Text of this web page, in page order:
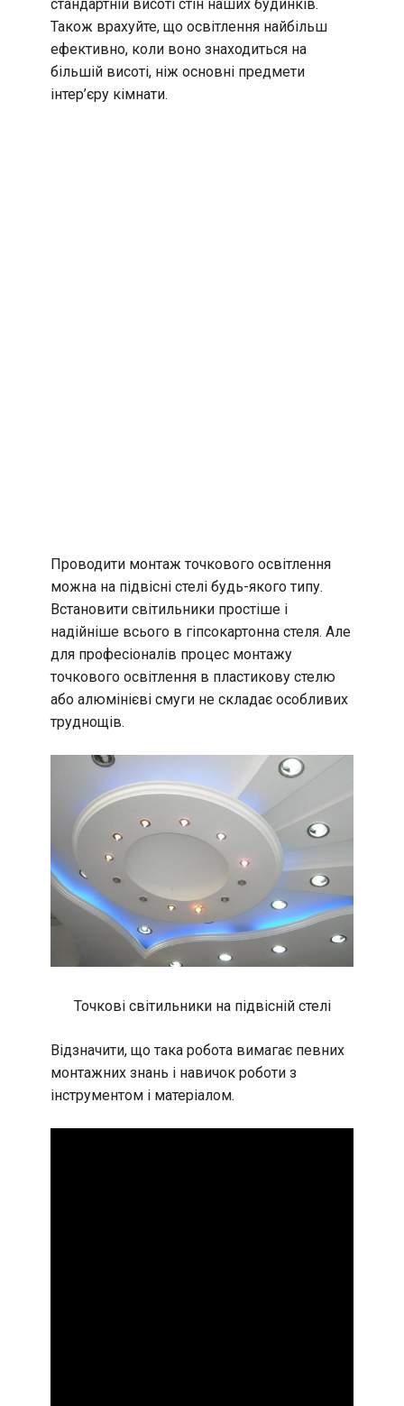
стандартній висоті стін наших будинків.
Також врахуйте, що освітлення найбільш
ефективно, коли воно знаходиться на
більшій висоті, ніж основні предмети
інтер’єру кімнати.
Проводити монтаж точкового освітлення
можна на підвісні стелі будь-якого типу.
Встановити світильники простіше і
надійніше всього в гіпсокартонна стеля. Але
для професіоналів процес монтажу
точкового освітлення в пластикову стелю
або алюмінієві смуги не складає особливих
труднощів.
Точкові світильники на підвісній стелі
Відзначити, що така робота вимагає певних
монтажних знань і навичок роботи з
інструментом і матеріалом.